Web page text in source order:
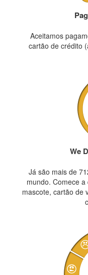
Aceitamos
cartão de crédito
We
Já são mais de
mundo. Comece
mascote, cartão de